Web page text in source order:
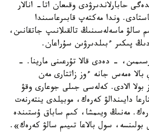
حابارلاندىرۋدى وقىعان اتا- انالار
وندا مەكتەپ قابىرعاسىندا
سالۋ ماسەلەسىنىڭ تالقىلانىپ جاتقانىن،
پىكىر ءبىلدىرۋىن سۇراعان.
- دەدى قالا تۇرعىنى مارينا. -
ەمەس جانە ءوز زاتتارى مەن
الادى. كەلەسى جىلى جوعارى وقۋ
دايىندالۋ كەرەك، موبيلدى ينتەرنەت
مەنىڭ ويىمشا، كىم ساباق ۇستىندە
بولىنسە، سول بالاعا تىيىم سالۋ كەرەك».